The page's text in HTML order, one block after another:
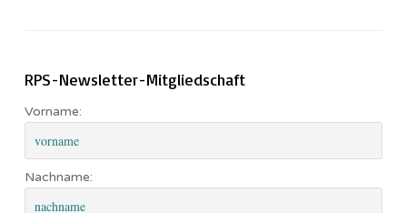
RPS-Newsletter-Mitgliedschaft
Vorname:
Nachname: